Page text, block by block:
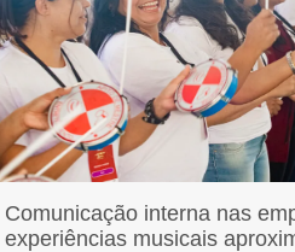
Comunicação interna nas
experiências musicais